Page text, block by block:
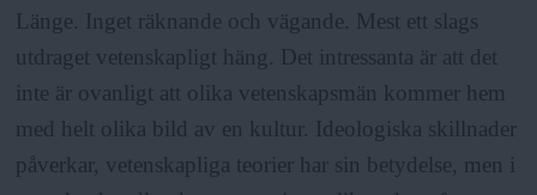
Länge. Inget räknande och vägande. Mest ett slags
utdraget vetenskapligt häng. Det intressanta är att det
inte är ovanligt att olika vetenskapsmän kommer hem
med helt olika bild av en kultur. Ideologiska skillnader
påverkar, vetenskapliga teorier har sin betydelse, men i